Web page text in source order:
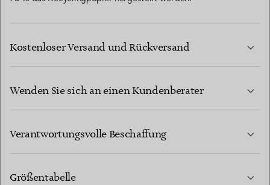
Kostenloser Versand und Rückversand
Wenden Sie sich an einen Kundenberater
Verantwortungsvolle Beschaffung
Größentabelle